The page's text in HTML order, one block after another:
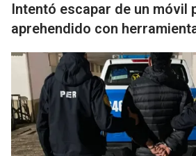
Intentó escapar de un móvil
aprehendido con